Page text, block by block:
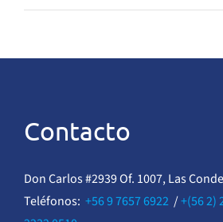
Contacto
Don Carlos #2939 Of. 1007, Las
Teléfonos: +56 9 7657 6922/+(56 2)